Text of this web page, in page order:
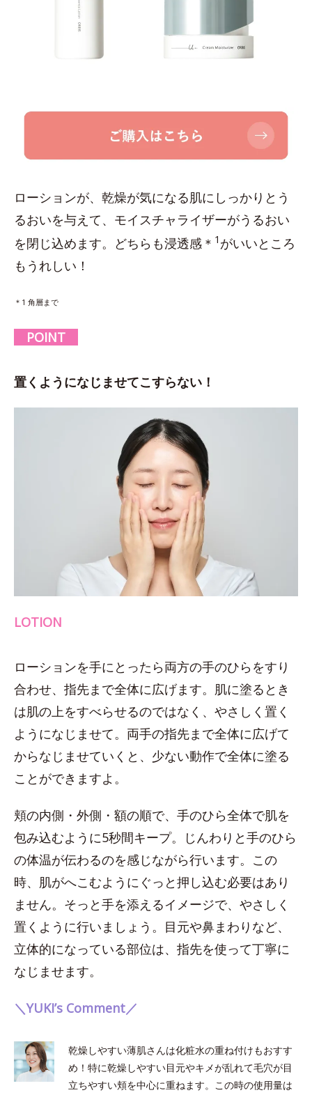
ローションが、乾燥が気になる肌にしっかりとう
るおいを与えて、モイスチャライザーがうるおい
を閉じ込めます。どちらも浸透感＊ 1 がいいところ
もうれしい！
＊1 角層まで
POINT
置くようになじませてこすらない！
LOTION
ローションを手にとったら両方の手のひらをすり
合わせ、指先まで全体に広げます。肌に塗るとき
は肌の上をすべらせるのではなく、やさしく置く
ようになじませて。両手の指先まで全体に広げて
からなじませていくと、少ない動作で全体に塗る
ことができますよ。
頬の内側・外側・額の順で、手のひら全体で肌を
包み込むように5秒間キープ。じんわりと手のひら
の体温が伝わるのを感じながら行います。この
時、肌がへこむようにぐっと押し込む必要はあり
ません。そっと手を添えるイメージで、やさしく
置くように行いましょう。目元や鼻まわりなど、
立体的になっている部位は、指先を使って丁寧に
なじませます。
＼YUKI’s Comment／
乾燥しやすい薄肌さんは化粧水の重ね付けもおすす
め！特に乾燥しやすい目元やキメが乱れて毛穴が目
立ちやすい頬を中心に重ねます。この時の使用量は